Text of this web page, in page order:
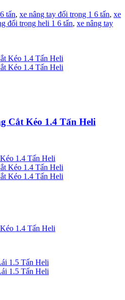
tấn, xe nâng tay đối trọng 1 6 tấn, xe
đối trọng heli 1 6 tấn, xe nâng tay
Cắt Kéo 1.4 Tấn Heli
1.4 Tấn Heli
1.4 Tấn Heli